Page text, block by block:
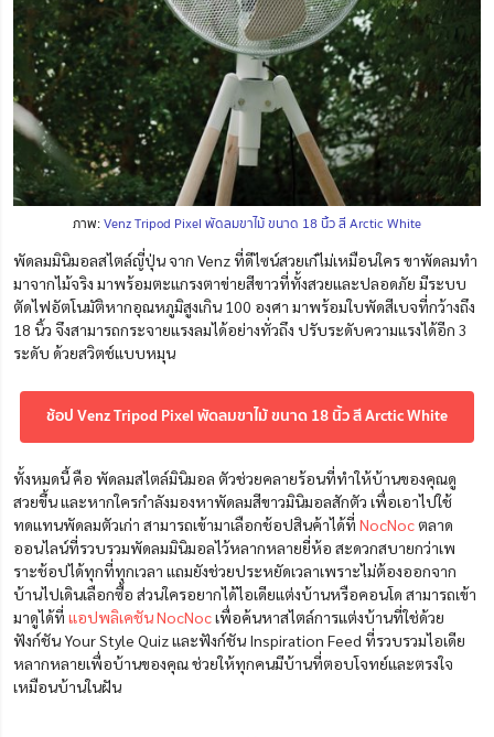
ภาพ:Venz Tripod Pixel พัดลมขาไม้ ขนาด 18 นิ้ว สี Arctic White
พัดลมมินิมอลสไตล์ญี่ปุ่น จาก Venz ที่ดีไซน์สวยเก๋ไม่เหมือนใคร ขาพัดลมทำ
มาจากไม้จริง มาพร้อมตะแกรงตาข่ายสีขาวที่ทั้งสวยและปลอดภัย มีระบบ
ตัดไฟอัตโนมัติหากอุณหภูมิสูงเกิน 100 องศา มาพร้อมใบพัดสีเบจที่กว้างถึง
18 นิ้ว จึงสามารถกระจายแรงลมได้อย่างทั่วถึง ปรับระดับความแรงได้อีก 3
ระดับ ด้วยสวิตช์แบบหมุน
ช้อป Venz Tripod Pixel พัดลมขาไม้ ขนาด 18 นิ้ว สี Arctic White
ทั้งหมดนี้ คือ พัดลมสไตล์มินิมอล ตัวช่วยคลายร้อนที่ทำให้บ้านของคุณดู
สวยขึ้น และหากใครกำลังมองหาพัดลมสีขาวมินิมอลสักตัว เพื่อเอาไปใช้
ทดแทนพัดลมตัวเก่า สามารถเข้ามาเลือกช้อปสินค้าได้ที่ NocNocตลาด
ออนไลน์ที่รวบรวมพัดลมมินิมอลไว้หลากหลายยี่ห้อ สะดวกสบายกว่าเพ
ราะช้อปได้ทุกที่ทุกเวลา แถมยังช่วยประหยัดเวลาเพราะไม่ต้องออกจาก
บ้านไปเดินเลือกซื้อ ส่วนใครอยากได้ไอเดียแต่งบ้านหรือคอนโด สามารถเข้า
มาดูได้ที่ แอปพลิเคชัน NocNocเพื่อค้นหาสไตล์การแต่งบ้านที่ใช่ด้วย
ฟังก์ชัน Your Style Quiz และฟังก์ชัน Inspiration Feed ที่รวบรวมไอเดีย
หลากหลายเพื่อบ้านของคุณ ช่วยให้ทุกคนมีบ้านที่ตอบโจทย์และตรงใจ
เหมือนบ้านในฝัน